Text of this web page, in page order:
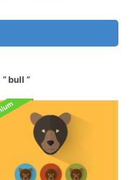
bull